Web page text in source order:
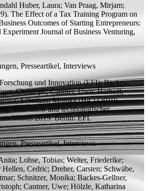
Huber, Laura; Van Praag, Mirjam;
The Effect of a Tax Training Program on
Outcomes of Starting Entrepreneurs:
Experiment Journal of Business Venturing,
Presseartikel, Interviews
und Innovation (EFI); Backes-
Christoph; Cantner, Uwe;Harhoff,
Schnitzer, Monika (Hg.)(2019).
Innovation und technologischer
2019.Berlin: EFI.
Presseartikel, Interviews
Lohse, Tobias; Welter, Friederike;
Cedric; Dreher, Carsten; Schwäbe,
Schnitzer, Monika; Backes-Gellner,
Cantner, Uwe; Hölzle, Katharina